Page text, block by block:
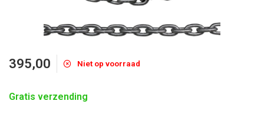
395,00 Niet op voorraad
Gratis verzending